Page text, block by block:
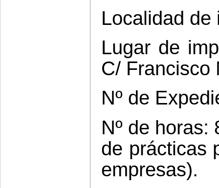
Localidad de
Lugar de
C/ Francisco
Nº de
Nº de horas:
de prácticas
empresas).